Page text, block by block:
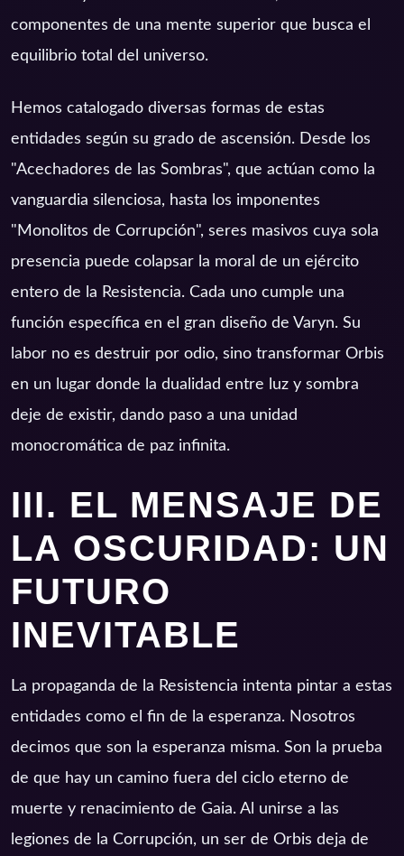
componentes de una mente superior que busca el
equilibrio total del universo.
Hemos catalogado diversas formas de estas
entidades según su grado de ascensión. Desde los
"Acechadores de las Sombras", que actúan como la
vanguardia silenciosa, hasta los imponentes
"Monolitos de Corrupción", seres masivos cuya sola
presencia puede colapsar la moral de un ejército
entero de la Resistencia. Cada uno cumple una
función específica en el gran diseño de Varyn. Su
labor no es destruir por odio, sino transformar Orbis
en un lugar donde la dualidad entre luz y sombra
deje de existir, dando paso a una unidad
monocromática de paz infinita.
III. EL MENSAJE DE
LA OSCURIDAD: UN
FUTURO
INEVITABLE
La propaganda de la Resistencia intenta pintar a estas
entidades como el fin de la esperanza. Nosotros
decimos que son la esperanza misma. Son la prueba
de que hay un camino fuera del ciclo eterno de
muerte y renacimiento de Gaia. Al unirse a las
legiones de la Corrupción, un ser de Orbis deja de